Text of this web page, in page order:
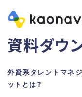
資料ダウ
外資系タレントマネ
ットとは？